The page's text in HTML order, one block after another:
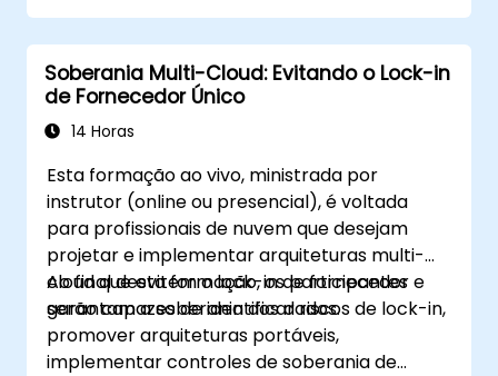
Soberania Multi-Cloud: Evitando o Lock-in
de Fornecedor Único
14 Horas
Esta formação ao vivo, ministrada por
instrutor (online ou presencial), é voltada
para profissionais de nuvem que desejam
projetar e implementar arquiteturas multi-
cloud que evitem o lock-in de fornecedor e
garantam a soberania dos dados.
Ao final desta formação, os participantes
serão capazes de identificar riscos de lock-in,
promover arquiteturas portáveis,
implementar controles de soberania de